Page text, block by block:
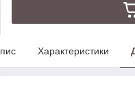
Характеристики